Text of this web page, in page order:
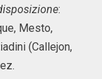
:
Mesto,
(Callejon,